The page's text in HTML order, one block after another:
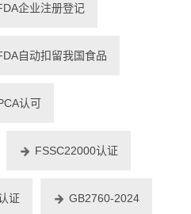
企业注册登记
自动扣留我国食品
认可
FSSC22000认证
证 GB2760-2024